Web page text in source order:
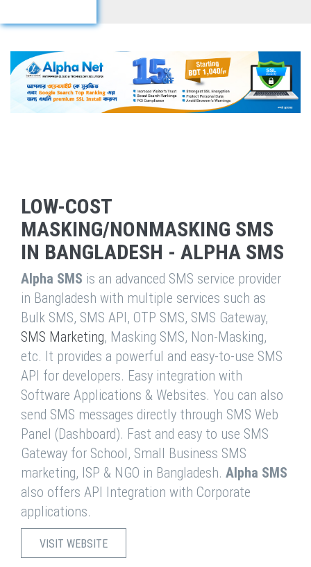
LOW-COST
MASKING/NONMASKING SMS
IN BANGLADESH - ALPHA SMS
Alpha SMS is an advanced SMS service provider
in Bangladesh with multiple services such as
Bulk SMS, SMS API, OTP SMS, SMS Gateway,
SMS Marketing, Masking SMS, Non-Masking,
etc. It provides a powerful and easy-to-use SMS
API for developers. Easy integration with
Software Applications & Websites. You can also
send SMS messages directly through SMS Web
Panel (Dashboard). Fast and easy to use SMS
Gateway for School, Small Business SMS
marketing, ISP & NGO in Bangladesh. Alpha SMS
also offers API Integration with Corporate
applications.
VISIT WEBSITE